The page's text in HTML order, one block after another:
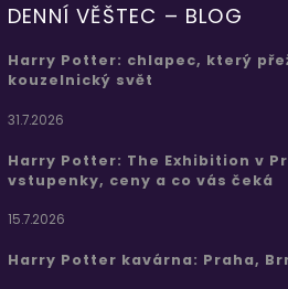
DENNÍ VĚŠTEC – BLOG
Harry Potter: chlapec, který
kouzelnický svět
31.7.2026
Harry Potter: The Exhibition v
vstupenky, ceny a co vás čeká
15.7.2026
Harry Potter kavárna: Praha,